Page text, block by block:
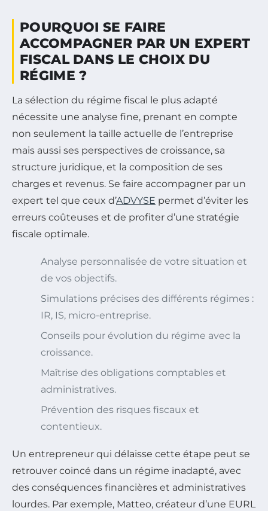
POURQUOI SE FAIRE
ACCOMPAGNER PAR UN EXPERT
FISCAL DANS LE CHOIX DU
RÉGIME ?
La sélection du régime fiscal le plus adapté
nécessite une analyse fine, prenant en compte
non seulement la taille actuelle de l’entreprise
mais aussi ses perspectives de croissance, sa
structure juridique, et la composition de ses
charges et revenus. Se faire accompagner par un
expert tel que ceux d’ADVYSE permet d’éviter les
erreurs coûteuses et de profiter d’une stratégie
fiscale optimale.
Analyse personnalisée de votre situation et
de vos objectifs.
Simulations précises des différents régimes :
IR, IS, micro-entreprise.
Conseils pour évolution du régime avec la
croissance.
Maîtrise des obligations comptables et
administratives.
Prévention des risques fiscaux et
contentieux.
Un entrepreneur qui délaisse cette étape peut se
retrouver coincé dans un régime inadapté, avec
des conséquences financières et administratives
lourdes. Par exemple, Matteo, créateur d’une EURL